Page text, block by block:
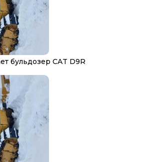
бульдозер CAT D9R